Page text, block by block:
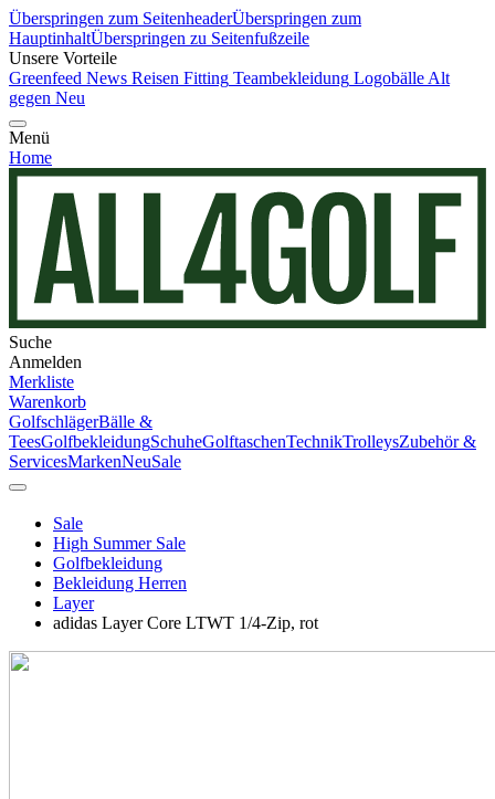
Überspringen zum SeitenheaderÜberspringen zum
HauptinhaltÜberspringen zu Seitenfußzeile
Unsere Vorteile
Greenfeed News Reisen Fitting Teambekleidung Logobälle Alt
gegen Neu
Menü
Home
Suche
Anmelden
Merkliste
Warenkorb
GolfschlägerBälle &
TeesGolfbekleidungSchuheGolftaschenTechnikTrolleysZubehör &
ServicesMarkenNeuSale
Sale
High Summer Sale
Golfbekleidung
Bekleidung Herren
Layer
adidas Layer Core LTWT 1/4-Zip, rot